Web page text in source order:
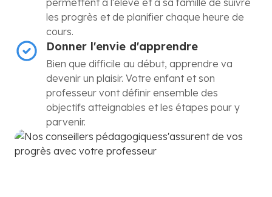
les progrès et de planifier chaque heure de
cours.
Donner l'envie d'apprendre
Bien que difficile au début, apprendre va
devenir un plaisir. Votre enfant et son
professeur vont définir ensemble des
objectifs atteignables et les étapes pour y
parvenir.